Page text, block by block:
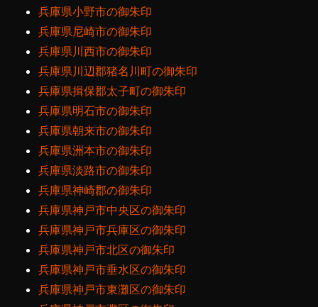
兵庫県小野市の御朱印
兵庫県尼崎市の御朱印
兵庫県川西市の御朱印
兵庫県川辺郡猪名川町の御朱印
兵庫県揖保郡太子町の御朱印
兵庫県明石市の御朱印
兵庫県朝来市の御朱印
兵庫県洲本市の御朱印
兵庫県淡路市の御朱印
兵庫県神崎郡の御朱印
兵庫県神戸市中央区の御朱印
兵庫県神戸市兵庫区の御朱印
兵庫県神戸市北区の御朱印
兵庫県神戸市垂水区の御朱印
兵庫県神戸市東灘区の御朱印